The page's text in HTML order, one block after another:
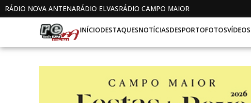
RÁDIO NOVA ANTENARÁDIO ELVASRÁDIO CAMPO MAIOR
INÍCIODESTAQUESNOTÍCIASDESPORTOFOTOSVÍDEOS